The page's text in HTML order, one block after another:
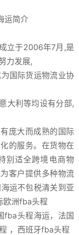
运简介
立于2006年7月,是
力发展,
国际货运物流业协
大利等均设有分部,
庞大而成熟的国际
的服务。在货物在
别适全跨境电商物
客户提供多种物流
运不包税清关到亚
欧洲fba头程
fba头程海运，法国
，西班牙fba头程